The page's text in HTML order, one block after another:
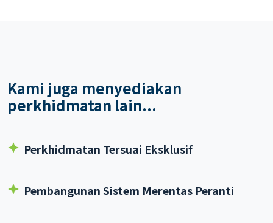
Kami juga menyediakan
perkhidmatan lain...
Perkhidmatan Tersuai Eksklusif
Pembangunan Sistem Merentas Peranti